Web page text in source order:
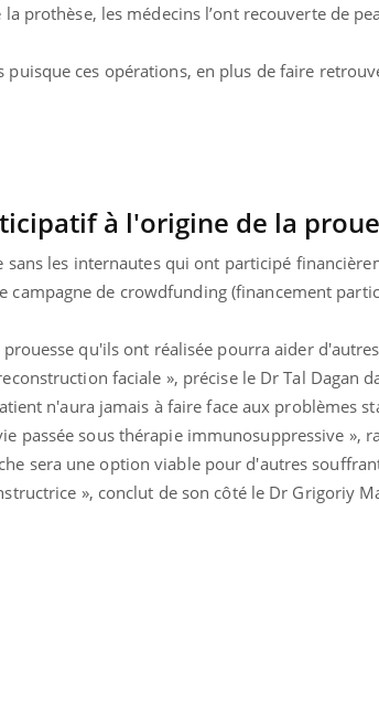
prothèse, les médecins l’ont recouverte de
puisque ces opérations, en plus de faire
à l'origine de la
sans les internautes qui ont participé
campagne de crowdfunding(financement
qu'ils ont réalisée pourra aider
faciale », précise le Dr Tal Dagan
n'aura jamais à faire face aux problèmes
passée sous thérapie immunosuppressive »,
sera une option viable pour d'autres
», conclut de son côté le Dr Grigoriy